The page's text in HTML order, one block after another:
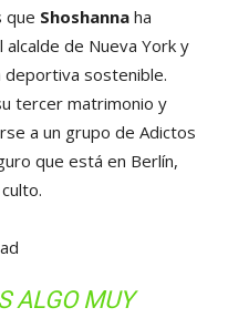
que Shoshanna ha
de Nueva York y
sostenible.
tercer matrimonio y
a un grupo de Adictos
que está en Berlín,
ALGO MUY